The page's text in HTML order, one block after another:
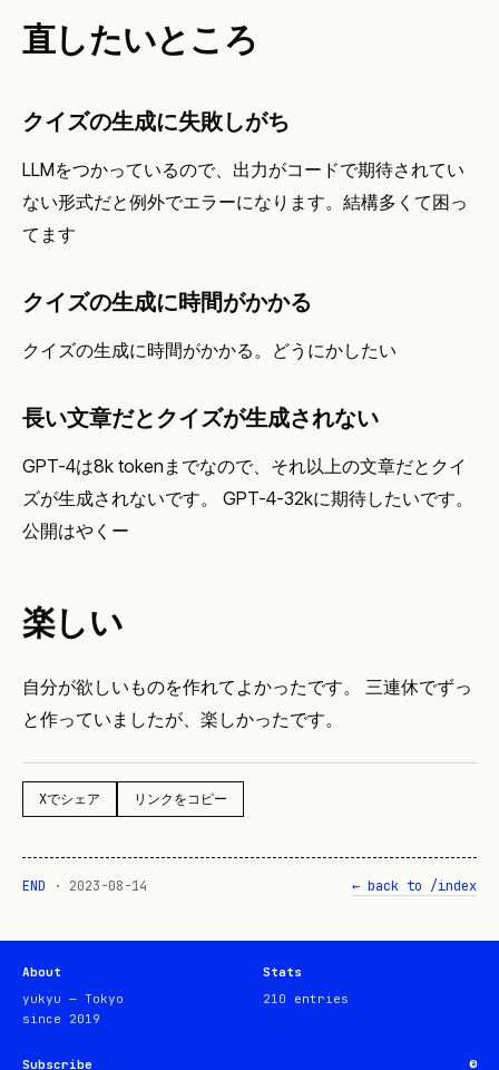
直したいところ
クイズの生成に失敗しがち
LLMをつかっているので、出力がコードで期待されてい
ない形式だと例外でエラーになります。結構多くて困っ
てます
クイズの生成に時間がかかる
クイズの生成に時間がかかる。どうにかしたい
長い文章だとクイズが生成されない
GPT-4は8k tokenまでなので、それ以上の文章だとクイ
ズが生成されないです。 GPT-4-32kに期待したいです。
公開はやくー
楽しい
自分が欲しいものを作れてよかったです。 三連休でずっ
と作っていましたが、楽しかったです。
Xでシェア リンクをコピー
END · 2023-08-14 ← back to /index
About
yukyu — Tokyo
since 2019
Stats
210 entries
Subscribe ©